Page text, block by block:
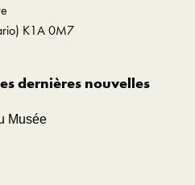
K1A 0M7
dernières nouvelles
Musée